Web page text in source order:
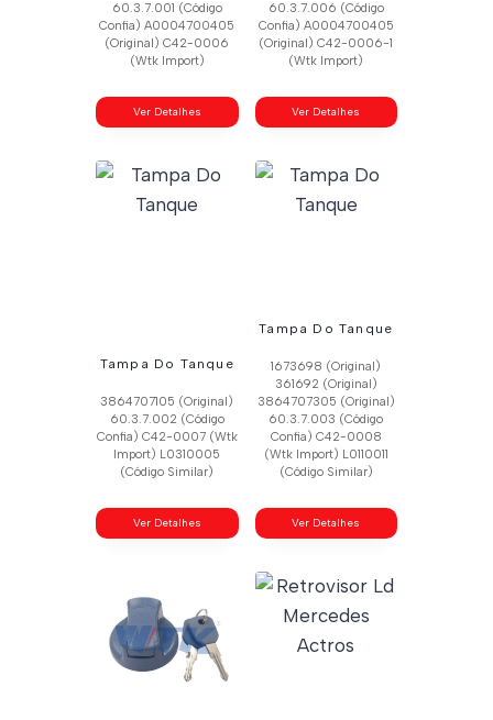
60.3.7.001 (Código
Confia) A0004700405
(Original) C42-0006
(Wtk Import)
Ver Detalhes
60.3.7.006 (Código
Confia) A0004700405
(Original) C42-0006-1
(Wtk Import)
Ver Detalhes
Tampa Do Tanque
3864707105 (Original)
60.3.7.002 (Código
Confia) C42-0007 (Wtk
Import) L0310005
(Código Similar)
Ver Detalhes
Tampa Do Tanque
1673698 (Original)
361692 (Original)
3864707305 (Original)
60.3.7.003 (Código
Confia) C42-0008
(Wtk Import) L0110011
(Código Similar)
Ver Detalhes